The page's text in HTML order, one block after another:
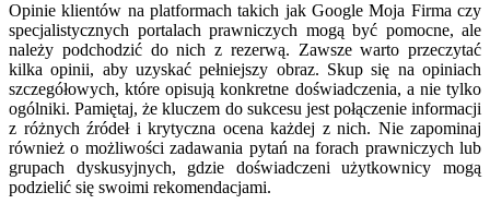
Opinie klientów na platformach takich jak Google Moja Firma czy
specjalistycznych portalach prawniczych mogą być pomocne, ale
należy podchodzić do nich z rezerwą. Zawsze warto przeczytać
kilka opinii, aby uzyskać pełniejszy obraz. Skup się na opiniach
szczegółowych, które opisują konkretne doświadczenia, a nie tylko
ogólniki. Pamiętaj, że kluczem do sukcesu jest połączenie informacji
z różnych źródeł i krytyczna ocena każdej z nich. Nie zapominaj
również o możliwości zadawania pytań na forach prawniczych lub
grupach dyskusyjnych, gdzie doświadczeni użytkownicy mogą
podzielić się swoimi rekomendacjami.